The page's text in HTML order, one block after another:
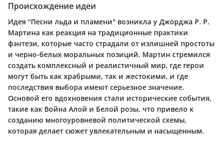
Происхождение идеи
Идея "Песни льда и пламени" возникла у Джорджа Р. Р.
Мартина как реакция на традиционные практики
фэнтези, которые часто страдали от излишней простоты
и черно-белых моральных позиций. Мартин стремился
создать комплексный и реалистичный мир, где герои
могут быть как храбрыми, так и жестокими, и где
последствия выбора имеют серьезное значение.
Основой его вдохновения стали исторические события,
такие как Война Алой и Белой розы, что привело к
созданию многоуровневой политической схемы,
которая делает сюжет увлекательным и насыщенным.